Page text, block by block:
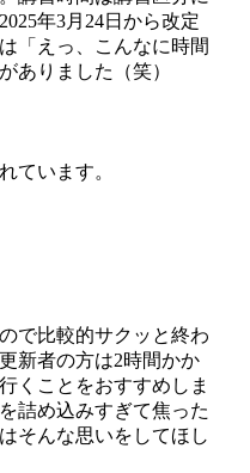
年3月24日から改定
「えっ、こんなに時間
ありました（笑）
ています。
で比較的サクッと終わ
新者の方は2時間かか
くことをおすすめしま
詰め込みすぎて焦った
そんな思いをしてほし